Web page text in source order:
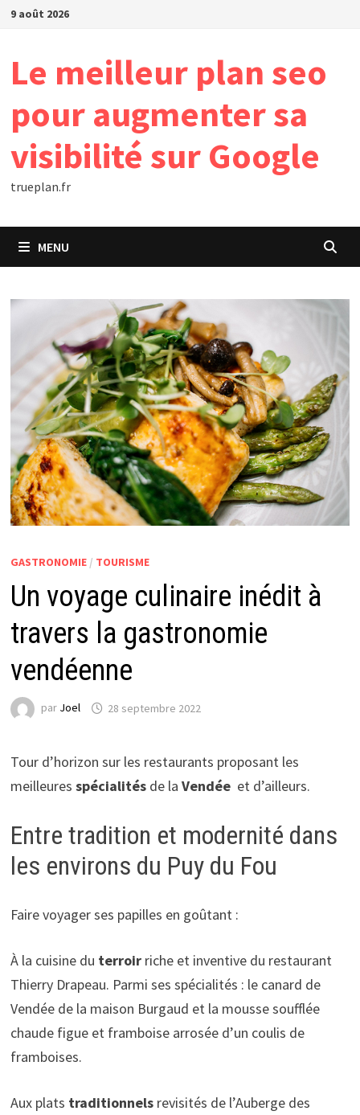
Passer
9 août 2026
Le meilleur plan seo
pour augmenter sa
visibilité sur Google
trueplan.fr
MENU
GASTRONOMIE/ TOURISME
Un voyage culinaire inédit à
travers la gastronomie
vendéenne
par Joel 28 septembre 2022
Tour d’horizon sur les restaurants proposant les
meilleures spécialitésde la Vendéeet d’ailleurs.
Entre tradition et modernité dans
les environs du Puy du Fou
Faire voyager ses papilles en goûtant :
À la cuisine du terroirriche et inventive du restaurant
Thierry Drapeau. Parmi ses spécialités : le canard de
Vendée de la maison Burgaud et la mousse soufflée
chaude figue et framboise arrosée d’un coulis de
framboises.
Aux plats traditionnelsrevisités de l’Auberge des